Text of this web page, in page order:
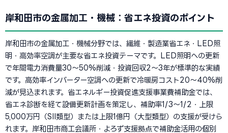
岸和田市の金属加工・機械：省エネ投資のポイント
岸和田市の金属加工・機械分野では、繊維・製造業省エネ・LED照
明・高効率空調が主要な省エネ投資テーマです。LED照明への更新
で年間電力消費量30〜50%削減・投資回収2〜3年が標準的な実績
です。高効率インバーター空調への更新で冷暖房コスト20〜40%削
減が見込まれます。省エネルギー投資促進支援事業費補助金では、
省エネ診断を経て設備更新計画を策定し、補助率1/3〜1/2・上限
5,000万円（SII類型）または上限1億円（大型類型）の支援が受けら
れます。岸和田市商工会議所・よろず支援拠点で補助金活用の個別